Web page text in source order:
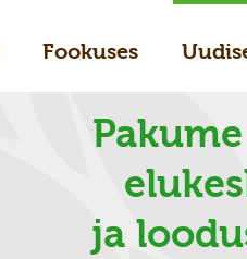
Fookuses
ja